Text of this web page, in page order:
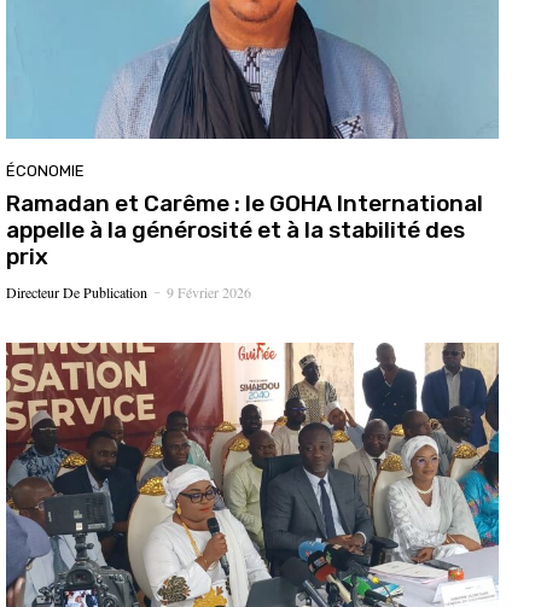
ÉCONOMIE
Ramadan et Carême : le GOHA International
appelle à la générosité et à la stabilité des
prix
Directeur De Publication - 9 Février 2026